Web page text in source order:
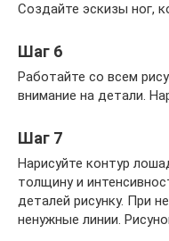
Создайте эскизы ног,
Шаг 6
Работайте со всем
внимание на детали.
Шаг 7
Нарисуйте контур
толщину и
деталей рисунку. При
ненужные линии.